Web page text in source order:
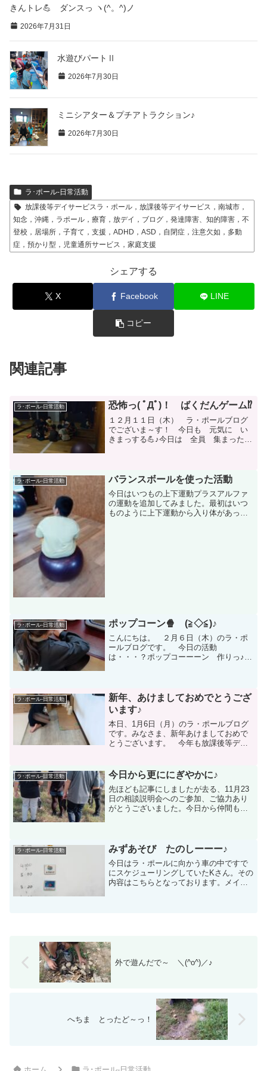
きんトレ💪 ダンスっ ヽ(^。^)ノ
2026年7月31日
水遊びパートⅡ
2026年7月30日
ミニシアター＆プチアトラクション♪
2026年7月30日
ラ･ポール-日常活動
放課後等デイサービスラ・ポール，放課後等デイサービス，南城市，
知念，沖縄，ラポール，療育，放デイ，ブログ，発達障害、知的障害，不
登校，居場所，子育て，支援，ADHD，ASD，自閉症，注意欠如，多動
症，預かり型，児童通所サービス，家庭支援
シェアする
X Facebook LINE
コピー
関連記事
ラ･ポール-日常活動 恐怖っ( ﾟДﾟ)！ ばくだんゲーム⁉
１２月１１日（木） ラ・ポールブログ
でございま～す！ 今日も 元気に い
きまっする💪♪今日は 全員 集まった
どんちゃん♪ 楽しむ感...
ラ･ポール-日常活動 バランスボールを使った活動
今日はいつもの上下運動プラスアルファ
の運動を追加してみました。最初はいつ
ものように上下運動から入り体があった
ラ･ポール-日常活動 ポップコーン🍿 (≧◇≦)♪
こんにちは。 ２月６日（木）のラ・ポ
ールブログです。 今日の活動
は・・・？ポップコーーーン 作りっ♪
元に買い出しを行っての今日の...
ラ･ポール-日常活動
新年、あけましておめでとうござ
います♪
本日、1月6日（月）のラ・ポールブログ
です。みなさま、新年あけましておめで
とうございます。 今年も放課後等デイ
んびりいきたいね～と児童と談笑。さ
て、児童の「 せんたく ...
ラ･ポール-日常活動 今日から更ににぎやかに♪
先ほども記事にしましたが去る、11月23
日の相談説明会へのご参加、ご協力あり
がとうございました。今日から仲間も増
ラ・ポールには専用の畑...
ラ･ポール-日常活動 みずあそび たのしーーー♪
今日はラ・ポールに向かう車の中ですで
にスケジューリングしていたKさん。その
内容はこちらとなっております。メイン
外で遊んだで～ ＼(^o^)／♪
へちま とったど～っ！